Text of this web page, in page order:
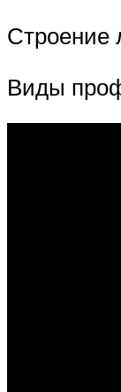
Строение
Виды